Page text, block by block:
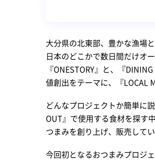
大分県の北東部、豊かな漁場
日本のどこかで数日間だけオ
『ONESTORY』と、『
値創出をテーマに、『LOCAL
どんなプロジェクトか簡単に
OUT』で使用する食材を探す
つまみを創り上げ、販売して
今回初となるおつまみプロジ